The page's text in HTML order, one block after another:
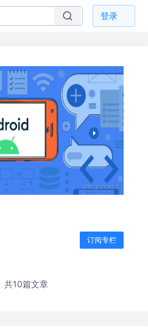
登录
订阅专栏
共10篇文章